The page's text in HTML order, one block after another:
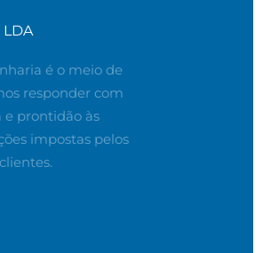
LDA
é o meio de
responder com
e prontidão às
impostas pelos